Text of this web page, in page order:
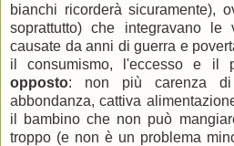
bianchi ricorderà sicuramente),
soprattutto) che integravano le
causate da anni di guerra e
il consumismo, l'eccesso e il
opposto: non più carenza di
abbondanza, cattiva
il bambino che non può
troppo (e non è un problema